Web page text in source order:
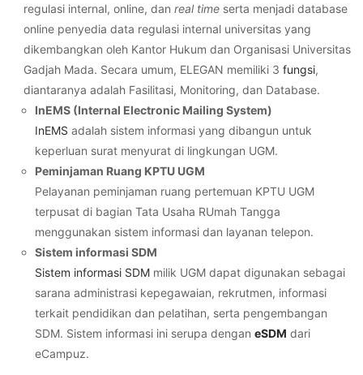
regulasi internal, online, dan real time serta menjadi database
online penyedia data regulasi internal universitas yang
dikembangkan oleh Kantor Hukum dan Organisasi Universitas
Gadjah Mada. Secara umum, ELEGAN memiliki 3 fungsi,
diantaranya adalah Fasilitasi, Monitoring, dan Database.
InEMS (Internal Electronic Mailing System)
InEMS adalah sistem informasi yang dibangun untuk
keperluan surat menyurat di lingkungan UGM.
Peminjaman Ruang KPTU UGM
Pelayanan peminjaman ruang pertemuan KPTU UGM
terpusat di bagian Tata Usaha RUmah Tangga
menggunakan sistem informasi dan layanan telepon.
Sistem informasi SDM
Sistem informasi SDM milik UGM dapat digunakan sebagai
sarana administrasi kepegawaian, rekrutmen, informasi
terkait pendidikan dan pelatihan, serta pengembangan
SDM. Sistem informasi ini serupa dengan eSDM dari
eCampuz.